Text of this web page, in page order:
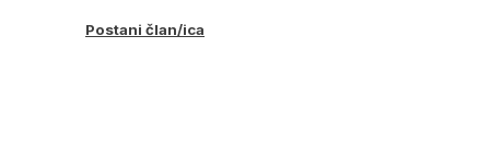
Postani član/ica